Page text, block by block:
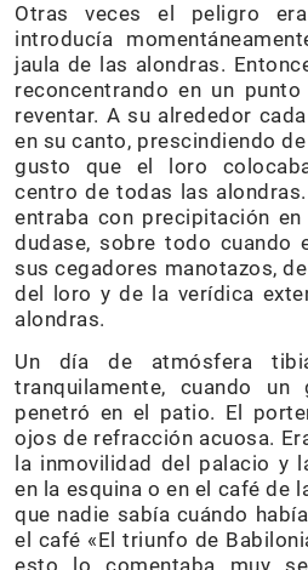
Otras veces el peligro
introducía
jaula de las alondras.
reconcentrando en un
reventar. A su alrededor
en su canto, prescindiendo
gusto que el loro
centro de todas las
entraba con precipitación
dudase, sobre todo cuando
sus cegadores manotazos,
del loro y de la verídica
alondras.
Un día de atmósfera
tranquilamente, cuando un
penetró en el patio. El
ojos de refracción acuosa.
la inmovilidad del palacio y
en la esquina o en el café de
que nadie sabía cuándo
el café «El triunfo de
esto lo comentaba muy